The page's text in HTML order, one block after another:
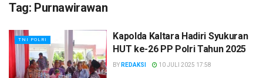
Tag: Purnawirawan
TNI POLRI
Kapolda Kaltara Hadiri Syukuran
HUT ke-26 PP Polri Tahun 2025
BY REDAKSI 10 JULI 2025 17:58